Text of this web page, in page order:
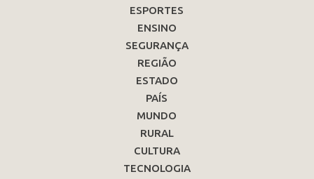
ESPORTES
ENSINO
SEGURANÇA
REGIÃO
ESTADO
PAÍS
MUNDO
RURAL
CULTURA
TECNOLOGIA